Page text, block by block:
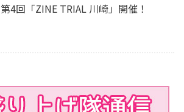
第4回「ZINE TRIAL 川崎」開催！